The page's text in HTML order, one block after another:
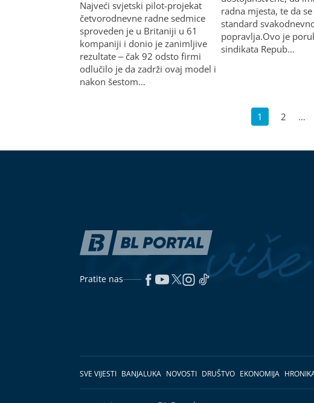
Najveći svjetski pilot-projekat
četvorodnevne radne sedmice
sproveden je u Britaniji u 61
kompaniji i donio je zanimljive
rezultate – čak 92 odsto firmi
odlučilo je da zadrži ovaj model i
nakon šestom…
radna mjesta, te da
standard
popravlja.Ovo je
sindikata Repub…
1 2 …
Pratite nas
SVE VIJESTI BANJALUKA NOVOSTI DRUŠTVO EKONOMIJA